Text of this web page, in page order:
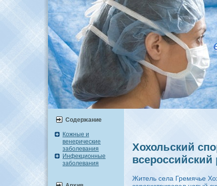
Содержание
Кожные и
венерические
заболевания
Инфекционные
заболевания
Хохольский
всероссийский
Житель села Гремячье